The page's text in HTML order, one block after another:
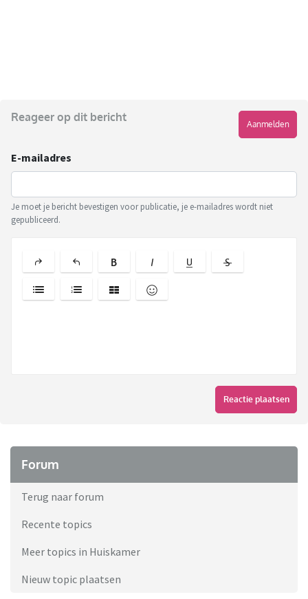
Reageer op dit bericht
Aanmelden
E-mailadres
Je moet je bericht bevestigen voor publicatie, je e-mailadres wordt niet
gepubliceerd.
Reactie plaatsen
Forum
Terug naar forum
Recente topics
Meer topics in Huiskamer
Nieuw topic plaatsen